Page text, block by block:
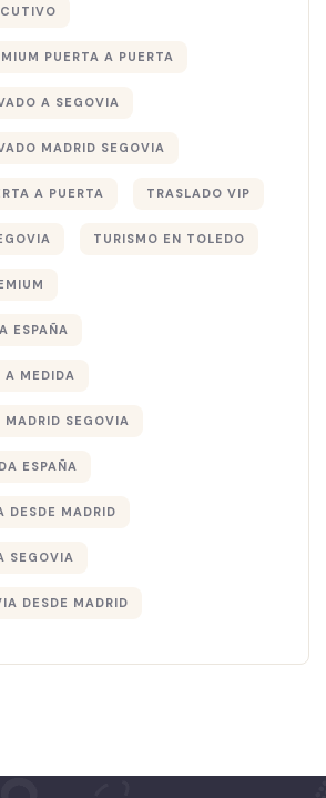
PUERTA A PUERTA
A SEGOVIA
MADRID SEGOVIA
A PUERTA TRASLADO VIP
TURISMO EN TOLEDO
ESPAÑA
A MEDIDA
SEGOVIA
ESPAÑA
DESDE MADRID
SEGOVIA
DESDE MADRID